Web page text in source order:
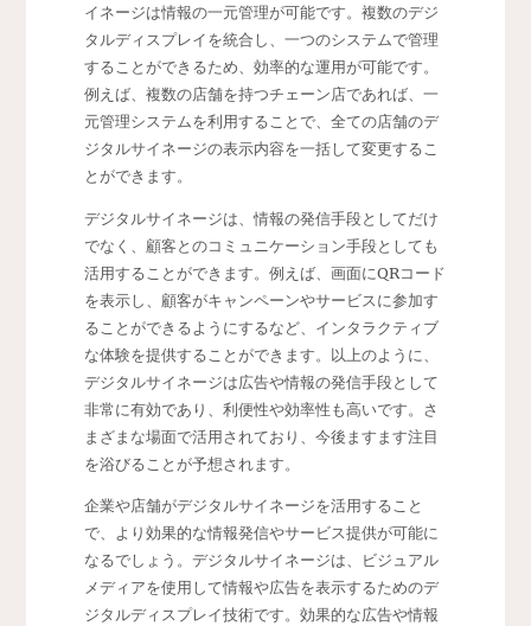
イネージは情報の一元管理が可能です。複数のデジ
タルディスプレイを統合し、一つのシステムで管理
することができるため、効率的な運用が可能です。
例えば、複数の店舗を持つチェーン店であれば、一
元管理システムを利用することで、全ての店舗のデ
ジタルサイネージの表示内容を一括して変更するこ
とができます。
デジタルサイネージは、情報の発信手段としてだけ
でなく、顧客とのコミュニケーション手段としても
活用することができます。例えば、画面にQRコード
を表示し、顧客がキャンペーンやサービスに参加す
ることができるようにするなど、インタラクティブ
な体験を提供することができます。以上のように、
デジタルサイネージは広告や情報の発信手段として
非常に有効であり、利便性や効率性も高いです。さ
まざまな場面で活用されており、今後ますます注目
を浴びることが予想されます。
企業や店舗がデジタルサイネージを活用すること
で、より効果的な情報発信やサービス提供が可能に
なるでしょう。デジタルサイネージは、ビジュアル
メディアを使用して情報や広告を表示するためのデ
ジタルディスプレイ技術です。効果的な広告や情報